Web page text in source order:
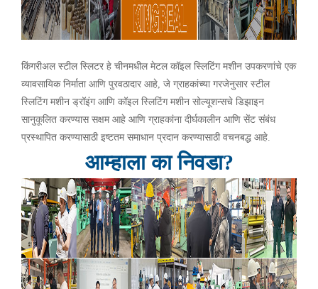
किंगरीअल स्टील स्लिटर हे चीनमधील मेटल कॉइल स्लिटिंग मशीन उपकरणांचे एक
व्यावसायिक निर्माता आणि पुरवठादार आहे, जे ग्राहकांच्या गरजेनुसार स्टील
स्लिटिंग मशीन ड्रॉइंग आणि कॉइल स्लिटिंग मशीन सोल्यूशन्सचे डिझाइन
सानुकूलित करण्यास सक्षम आहे आणि ग्राहकांना दीर्घकालीन आणि सेंट संबंध
प्रस्थापित करण्यासाठी इष्टतम समाधान प्रदान करण्यासाठी वचनबद्ध आहे.
आम्हाला का निवडा?